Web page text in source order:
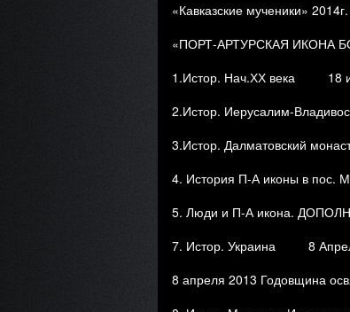
«Кавказские мученики»
«ПОРТ-АРТУРСКАЯ ИКОНА
1.Истор. Нач.ХХ века
18
2.Истор. Иерусалим-
3.Истор. Далматовский
4. История П-А иконы в пос.
5. Люди и П-А икона.
7. Истор. Украина
8
8 апреля 2013 Годовщина